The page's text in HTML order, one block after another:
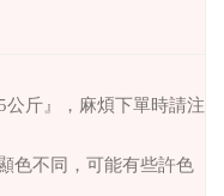
斤』，麻煩下單時請注
色不同，可能有些許色